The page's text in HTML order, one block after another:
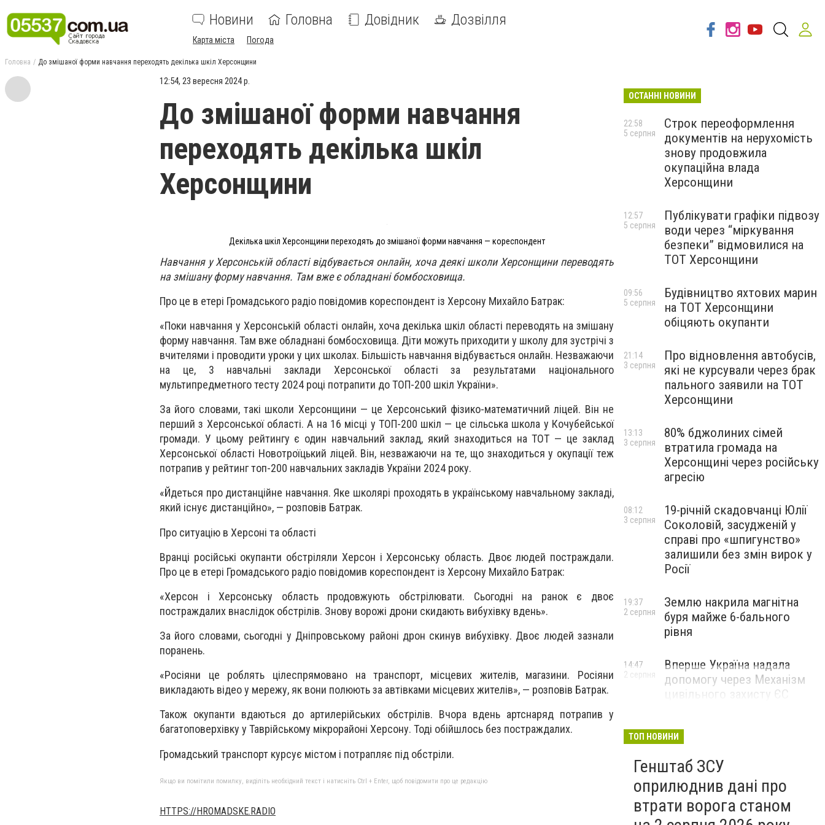
Новини Головна Довідник Дозвілля
Карта міста Погода
Головна До змішаної форми навчання переходять декілька шкіл Херсонщини
12:54, 23 вересня 2024 р.
До змішаної форми навчання
переходять декілька шкіл
Херсонщини
Декілька шкіл Херсонщини переходять до змішаної форми навчання — кореспондент
Навчання у Херсонській області відбувається онлайн, хоча деякі школи Херсонщини переводять
на змішану форму навчання. Там вже є обладнані бомбосховища.
Про це в етері Громадського радіо повідомив кореспондент із Херсону Михайло Батрак:
«Поки навчання у Херсонській області онлайн, хоча декілька шкіл області переводять на змішану
форму навчання. Там вже обладнані бомбосховища. Діти можуть приходити у школу для зустрічі з
вчителями і проводити уроки у цих школах. Більшість навчання відбувається онлайн. Незважаючи
на це, 3 навчальні заклади Херсонської області за результатами національного
мультипредметного тесту 2024 році потрапити до ТОП-200 шкіл України».
За його словами, такі школи Херсонщини — це Херсонський фізико-математичний ліцей. Він не
перший з Херсонської області. А на 16 місці у ТОП-200 шкіл — це сільська школа у Кочубейської
громади. У цьому рейтингу є один навчальний заклад, який знаходиться на ТОТ — це заклад
Херсонської області Новотроїцький ліцей. Він, незважаючи на те, що знаходиться у окупації теж
потрапив у рейтинг топ-200 навчальних закладів України 2024 року.
«Йдеться про дистанційне навчання. Яке школярі проходять в українському навчальному закладі,
який існує дистанційно», — розповів Батрак.
Про ситуацію в Херсоні та області
Вранці російські окупанти обстріляли Херсон і Херсонську область. Двоє людей постраждали.
Про це в етері Громадського радіо повідомив кореспондент із Херсону Михайло Батрак:
«Херсон і Херсонську область продовжують обстрілювати. Сьогодні на ранок є двоє
постраждалих внаслідок обстрілів. Знову ворожі дрони скидають вибухівку вдень».
За його словами, сьогодні у Дніпровському районі дрон скинув вибухівку. Двоє людей зазнали
поранень.
«Росіяни це роблять цілеспрямовано на транспорт, місцевих жителів, магазини. Росіяни
викладають відео у мережу, як вони полюють за автівками місцевих жителів», — розповів Батрак.
Також окупанти вдаються до артилерійських обстрілів. Вчора вдень артснаряд потрапив у
багатоповерхівку у Таврійському мікрорайоні Херсону. Тоді обійшлось без постраждалих.
Громадський транспорт курсує містом і потрапляє під обстріли.
Якщо ви помітили помилку, виділіть необхідний текст і натисніть Ctrl + Enter, щоб повідомити про це редакцію
HTTPS://HROMADSKE.RADIO
ОСТАННІ НОВИНИ
Строк переоформлення
документів на нерухомість
знову продовжила
окупаційна влада
Херсонщини
22:58
5 серпня
Публікувати графіки підвозу
води через “міркування
безпеки” відмовилися на
ТОТ Херсонщини
12:57
5 серпня
Будівництво яхтових марин
на ТОТ Херсонщини
обіцяють окупанти
09:56
5 серпня
Про відновлення автобусів,
які не курсували через брак
пального заявили на ТОТ
Херсонщини
21:14
3 серпня
80% бджолиних сімей
втратила громада на
Херсонщині через російську
агресію
13:13
3 серпня
19-річній скадовчанці Юлії
Соколовій, засудженій у
справі про «шпигунство»
залишили без змін вирок у
Росії
08:12
3 серпня
Землю накрила магнітна
буря майже 6-бального
рівня
19:37
2 серпня
Вперше Україна надала
допомогу через Механізм
цивільного захисту ЄС
14:47
2 серпня
ТОП НОВИНИ
Генштаб ЗСУ
оприлюднив дані про
втрати ворога станом